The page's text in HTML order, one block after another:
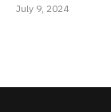
July 9, 2024